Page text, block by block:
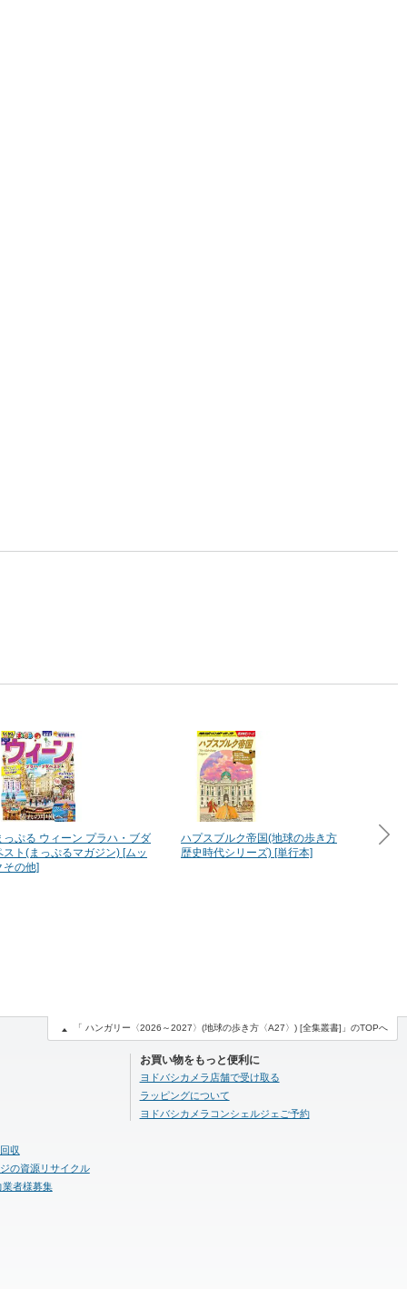
っぷる ウィーン プラハ・ブダ
スト(まっぷるマガジン) [ムッ
その他]
ハプスブルク帝国(地球の歩き方
歴史時代シリーズ) [単行本]
るる
収
の資源リサイクル
業者様募集
お買い物をもっと便利に
ヨドバシカメラ店舗で受け取る
ラッピングについて
ヨドバシカメラコンシェルジェご予約
「 ハンガリー〈2026～2027〉(地球の歩き方〈A27〉) [全集叢書]」のTOPへ